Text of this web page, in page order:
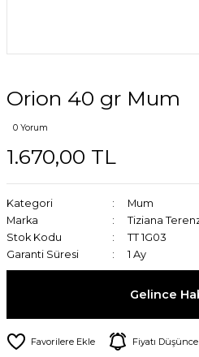
Orion 40 gr Mum
0 Yorum
1.670,00 TL
Kategori
Mum
Marka
Tiziana
Stok Kodu
TT 1G03
Garanti Süresi
1 Ay
Gelince
Fiyatı